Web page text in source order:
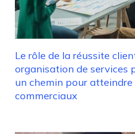
Le rôle de la réussite
organisation de services
un chemin pour
commerciaux